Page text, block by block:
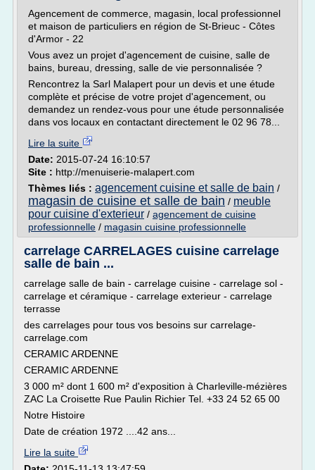
Agencement de commerce, magasin, local professionnel
et maison de particuliers en région de St-Brieuc - Côtes
d'Armor - 22
Vous avez un projet d'agencement de cuisine, salle de
bains, bureau, dressing, salle de vie personnalisée ?
Rencontrez la Sarl Malapert pour un devis et une étude
complète et précise de votre projet d'agencement, ou
demandez un rendez-vous pour une étude personnalisée
dans vos locaux en contactant directement le 02 96 78...
Lire la suite
Date: 2015-07-24 16:10:57
Site : http://menuiserie-malapert.com
Thèmes liés : agencement cuisine et salle de bain /
magasin de cuisine et salle de bain / meuble
pour cuisine d'exterieur / agencement de cuisine
professionnelle / magasin cuisine professionnelle
carrelage CARRELAGES cuisine carrelage
salle de bain ...
carrelage salle de bain - carrelage cuisine - carrelage sol -
carrelage et céramique - carrelage exterieur - carrelage
terrasse
des carrelages pour tous vos besoins sur carrelage-
carrelage.com
CERAMIC ARDENNE
CERAMIC ARDENNE
3 000 m² dont 1 600 m² d'exposition à Charleville-mézières
ZAC La Croisette Rue Paulin Richier Tel. +33 24 52 65 00
Notre Histoire
Date de création 1972 ....42 ans...
Lire la suite